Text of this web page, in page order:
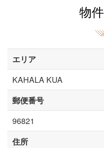
物件
エリア
KAHALA KUA
郵便番号
96821
住所